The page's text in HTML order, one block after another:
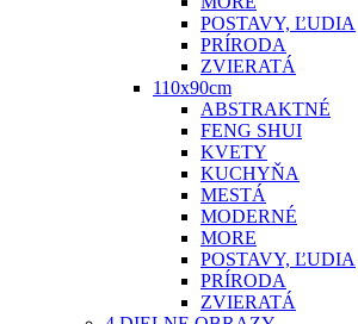
POSTAVY, ĽUDIA
PRÍRODA
ZVIERATÁ
110x90cm
ABSTRAKTNÉ
FENG SHUI
KVETY
KUCHYŇA
MESTÁ
MODERNÉ
MORE
POSTAVY, ĽUDIA
PRÍRODA
ZVIERATÁ